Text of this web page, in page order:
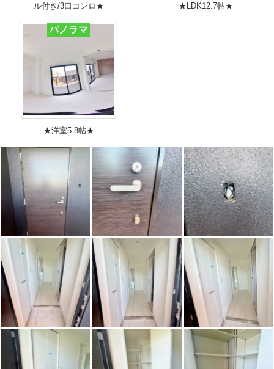
ル付き/3口コンロ★
★LDK12.7帖★
パノラマ
★洋室5.8帖★